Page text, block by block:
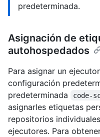
predeterminada.
Asignación de
autohospedados
Para asignar un
configuración
predeterminada
code-
asignarles etiquetas
repositorios
ejecutores. Para